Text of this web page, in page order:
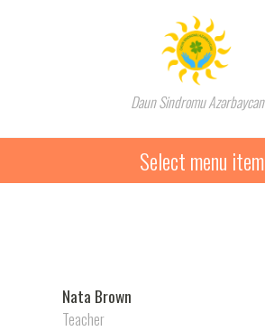
Daun Sindromu Azərbaycan
Select menu item
Nata Brown
Teacher